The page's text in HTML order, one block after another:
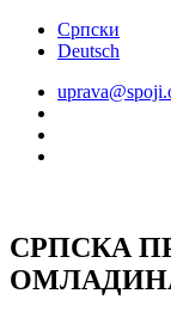
СкочитеСрпски
Deutsch
СРПСКА